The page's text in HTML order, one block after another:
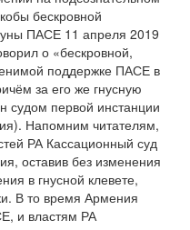
бескровной
ПАСЕ 11 апреля 2019
о «бескровной,
поддержке ПАСЕ в
за его же гнусную
судом первой инстанции
Напомним читателям,
РА Кассационный суд
оставив без изменения
в гнусной клевете,
В то время Армения
и властям РА